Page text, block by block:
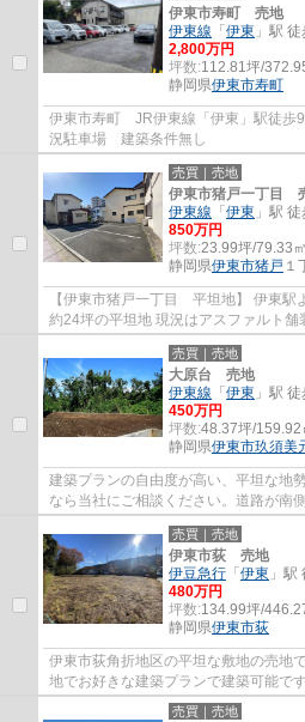
伊東市寿町 売地
伊東線 「伊東 」駅
2,800万円
坪数:112.81坪/
静岡県伊東市寿町
伊東市寿町 JR伊東線「伊東」駅徒
況駐車場 建築条件無し
売買｜売地
伊東市猪戸一丁目
伊東線 「伊東 」駅
850万円
坪数:23.99坪/79.33㎡
静岡県伊東市猪戸 １
【伊東市猪戸一丁目 平坦地】 伊東駅より徒歩4分（300ｍ）に位置する
約24坪の平坦地 現況はアスファルト舗
建築条件無。 周辺にはスーパーや飲食
売買｜売地
大原台 売地
伊東線 「伊東 」駅
450万円
坪数:48.37坪/159.92
静岡県伊東市玖須美
建築プランの自由度が高い、平坦な地
なら当社にご相談ください。道路が南
が高いです。
売買｜売地
伊東市荻 売地
伊豆急行 「伊東 」駅
480万円
坪数:134.99坪/
静岡県伊東市荻
伊東市荻角折地区の平坦な敷地の売地
地でお好きな建築プランで建築可能で
もあり、定住にもお奨めです。
売買｜売地